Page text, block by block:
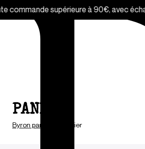
supérieure à 90€, avec
PANIER
Byron parfums Panier